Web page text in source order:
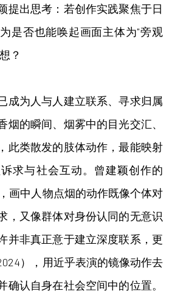
提出思考：若创作实践聚焦于日
是否也能唤起画面主体为"旁观
？
成为人与人建立联系、寻求归属
烟的瞬间、烟雾中的目光交汇、
此类散发的肢体动作，最能映射
求与社会互动。曾建颖创作的
画中人物点烟的动作既像个体对
，又像群体对身份认同的无意识
并非真正意于建立深度联系，更
），用近乎表演的镜像动作去
确认自身在社会空间中的位置。